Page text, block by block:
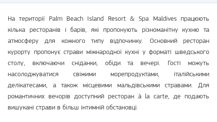
На території Palm Beach Island Resort & Spa Maldives працюють
кілька ресторанів і барів, які пропонують різноманітну кухню та
атмосферу для кожного типу відпочинку. Основний ресторан
курорту пропонує страви міжнародної кухні у форматі шведського
столу, включаючи сніданки, обіди та вечері. Гості можуть
насолоджуватися свіжими морепродуктами, італійськими
делікатесами, а також місцевими мальдівськими стравами. Для
романтичних вечорів доступний ресторан à la carte, де подають
вишукані страви в більш інтимній обстановці.